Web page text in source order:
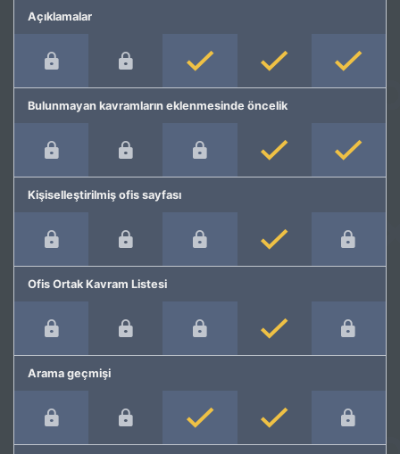
Açıklamalar
Bulunmayan kavramların eklenmesinde öncelik
Kişiselleştirilmiş ofis sayfası
Ofis Ortak Kavram Listesi
Arama geçmişi